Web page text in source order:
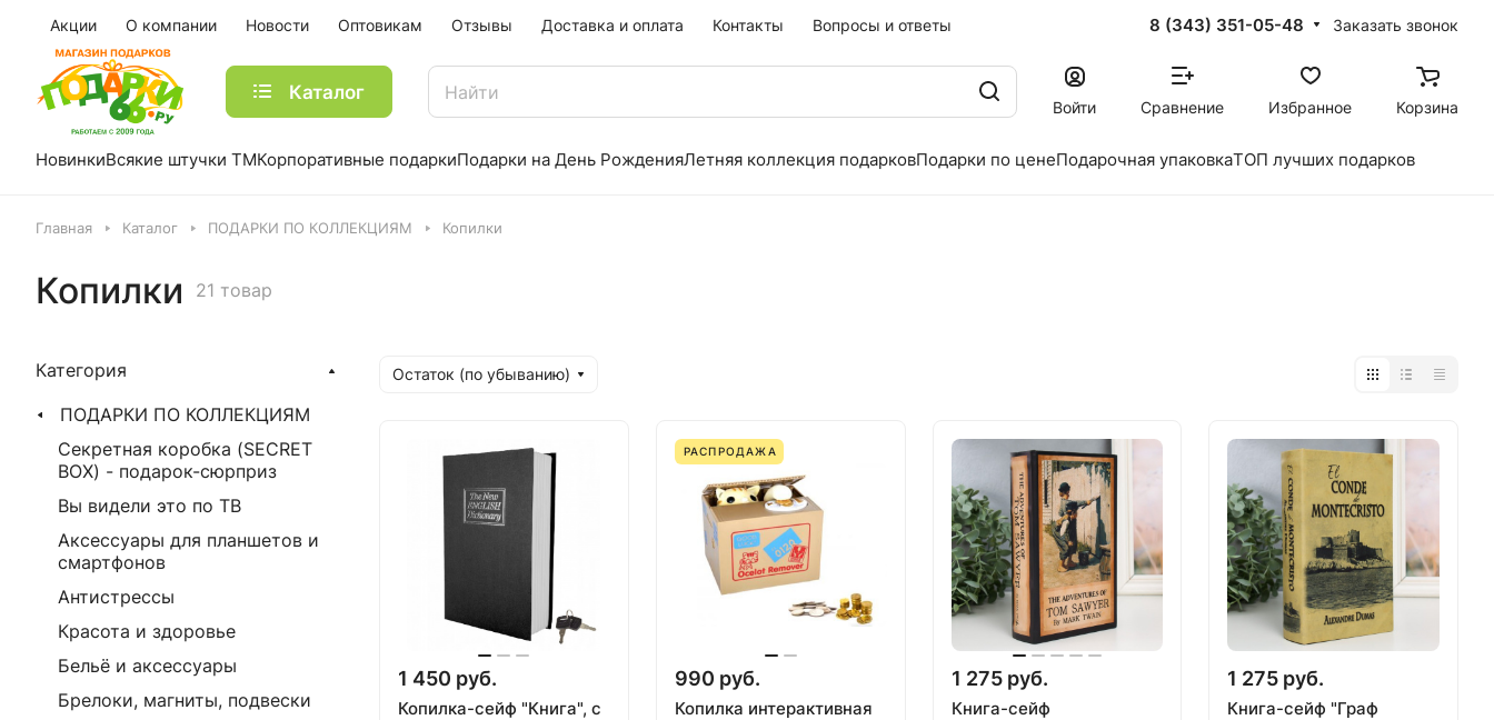
Акции О компании Новости Оптовикам Отзывы Доставка и оплата Контакты Вопросы и ответы 8 (343) 351-05-48 Заказать звонок
Каталог
Войти Сравнение Избранное Корзина
НовинкиВсякие штучки ТМКорпоративные подаркиПодарки на День РожденияЛетняя коллекция подарковПодарки по ценеПодарочная упаковкаТОП лучших подарков
Главная Каталог ПОДАРКИ ПО КОЛЛЕКЦИЯМ Копилки
Копилки 21 товар
Остаток (по убыванию)
1 450 руб.
Копилка-сейф "Книга", с
РАСПРОДАЖА
990 руб.
Копилка интерактивная
1 275 руб.
Книга-сейф
1 275 руб.
Книга-сейф "Граф
Категория
ПОДАРКИ ПО КОЛЛЕКЦИЯМ
Секретная коробка (SECRET
BOX) - подарок-сюрприз
Вы видели это по ТВ
Аксессуары для планшетов и
смартфонов
Антистрессы
Красота и здоровье
Бельё и аксессуары
Брелоки, магниты, подвески